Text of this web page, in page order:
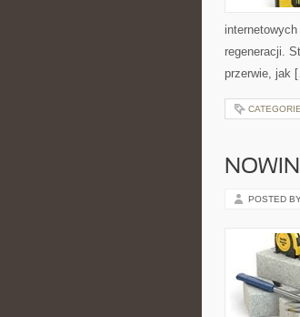
regeneracji.
przerwie, jak
POSTED